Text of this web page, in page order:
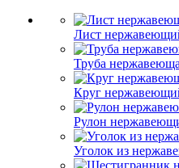
Лист
Труба
Круг
Рулон
Уголок из